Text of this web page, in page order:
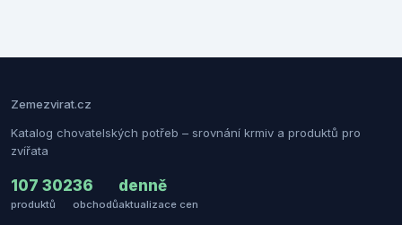
Zemezvirat.cz
Katalog chovatelských potřeb – srovnání krmiv a produktů pro
zvířata
107 302
produktů
36
obchodů
denně
aktualizace cen